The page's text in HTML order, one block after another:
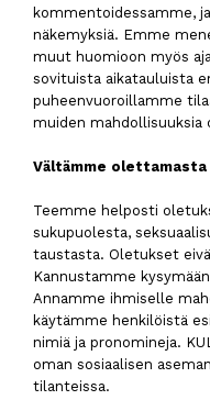
kommentoidessamme,
näkemyksiä. Emme
muut huomioon myös
sovituista aikatauluista
puheenvuoroillamme
muiden mahdollisuuksia
Vältämme olettamasta
Teemme helposti
sukupuolesta,
taustasta. Oletukset
Kannustamme
Annamme ihmiselle
käytämme henkilöistä
nimiä ja pronomineja.
oman sosiaalisen
tilanteissa.